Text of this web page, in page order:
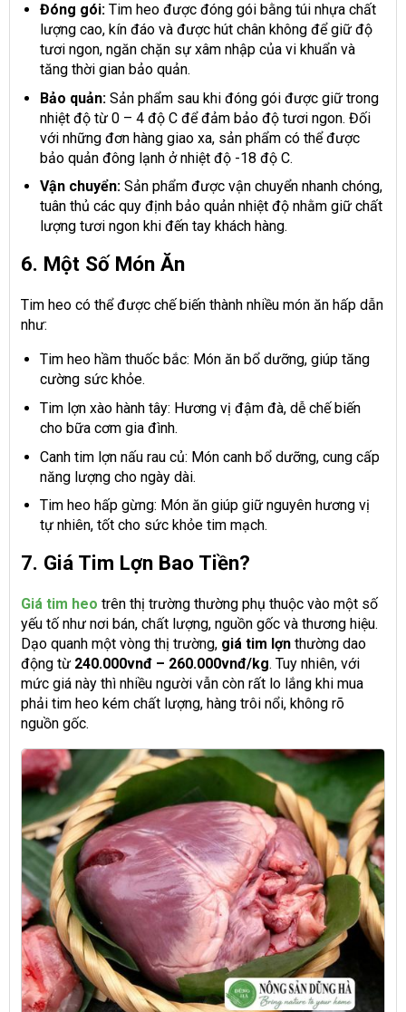
Đóng gói:Tim heo được đóng gói bằng túi nhựa chất
lượng cao, kín đáo và được hút chân không để giữ độ
tươi ngon, ngăn chặn sự xâm nhập của vi khuẩn và
tăng thời gian bảo quản.
Bảo quản:Sản phẩm sau khi đóng gói được giữ trong
nhiệt độ từ 0 – 4 độ C để đảm bảo độ tươi ngon. Đối
với những đơn hàng giao xa, sản phẩm có thể được
bảo quản đông lạnh ở nhiệt độ -18 độ C.
Vận chuyển:Sản phẩm được vận chuyển nhanh chóng,
tuân thủ các quy định bảo quản nhiệt độ nhằm giữ chất
lượng tươi ngon khi đến tay khách hàng.
6. Một Số Món Ăn
Tim heo có thể được chế biến thành nhiều món ăn hấp dẫn
như:
Tim heo hầm thuốc bắc: Món ăn bổ dưỡng, giúp tăng
cường sức khỏe.
Tim lợn xào hành tây: Hương vị đậm đà, dễ chế biến
cho bữa cơm gia đình.
Canh tim lợn nấu rau củ: Món canh bổ dưỡng, cung cấp
năng lượng cho ngày dài.
Tim heo hấp gừng: Món ăn giúp giữ nguyên hương vị
tự nhiên, tốt cho sức khỏe tim mạch.
7. Giá Tim Lợn Bao Tiền?
Giá tim heo trên thị trường thường phụ thuộc vào một số
yếu tố như nơi bán, chất lượng, nguồn gốc và thương hiệu.
Dạo quanh một vòng thị trường, giá tim lợn thường dao
động từ 240.000vnđ – 260.000vnđ/kg. Tuy nhiên, với
mức giá này thì nhiều người vẫn còn rất lo lắng khi mua
phải tim heo kém chất lượng, hàng trôi nổi, không rõ
nguồn gốc.